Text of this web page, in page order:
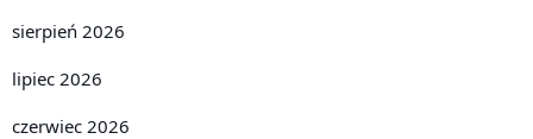
sierpień 2026
lipiec 2026
czerwiec 2026